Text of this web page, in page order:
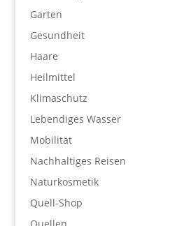
Garten
Gesundheit
Haare
Heilmittel
Klimaschutz
Lebendiges Wasser
Mobilität
Nachhaltiges Reisen
Naturkosmetik
Quell-Shop